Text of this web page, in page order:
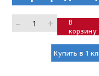
– +
В
корзину
Купить в 1